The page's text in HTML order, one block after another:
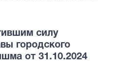
силу
городского
от 31.10.2024